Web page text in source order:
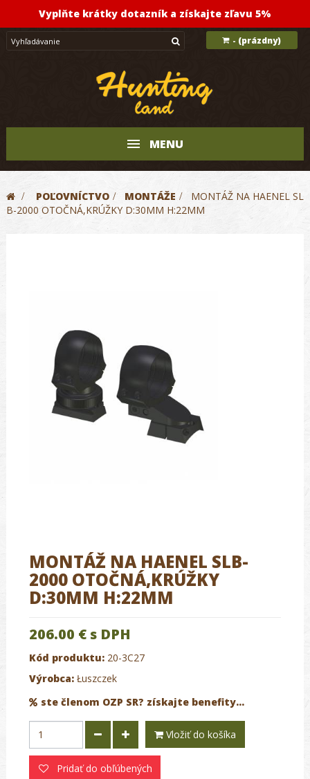
Vyplňte krátky dotazník a získajte zľavu 5%
- (prázdny)
MENU
> POĽOVNÍCTVO > MONTÁŽE >
MONTÁŽ NA HAENEL SL
B-2000 OTOČNÁ,KRÚŽKY D:30MM H:22MM
MONTÁŽ NA HAENEL SLB-
2000 OTOČNÁ,KRÚŽKY
D:30MM H:22MM
206.00 € s DPH
Kód produktu: 20-3C27
Výrobca: Łuszczek
ste členom OZP SR? získajte benefity...
Vložiť do košíka
Pridať do obľúbených